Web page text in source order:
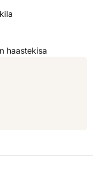
haastekisa